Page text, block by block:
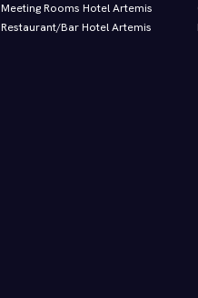
Meeting Rooms Hotel Artemis
Restaurant/Bar Hotel Artemis